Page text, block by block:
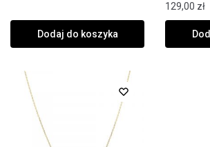
Dodaj do koszyka
129,00 zł